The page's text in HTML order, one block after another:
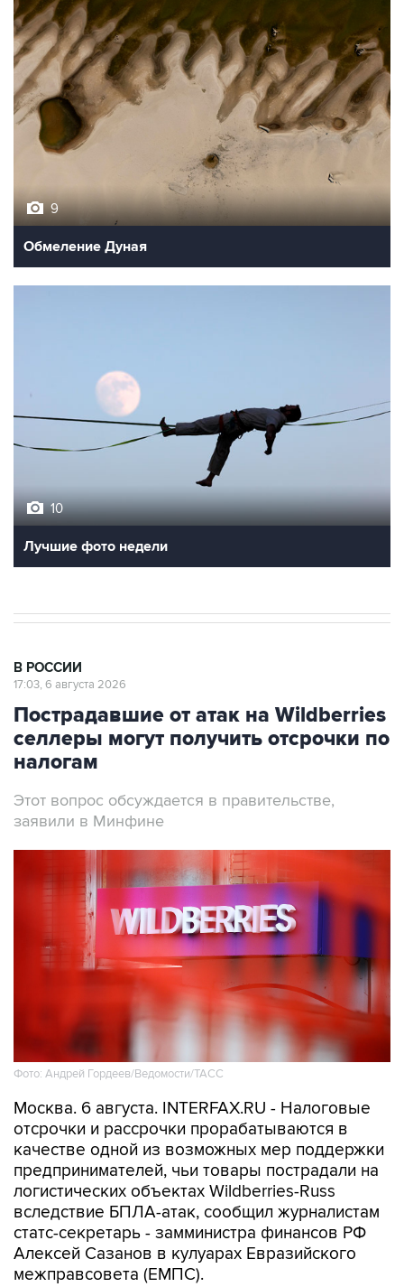
9
Обмеление Дуная
10
Лучшие фото недели
В РОССИИ
17:03, 6 августа 2026
Пострадавшие от атак на Wildberries
селлеры могут получить отсрочки по
налогам
Этот вопрос обсуждается в правительстве,
заявили в Минфине
Фото: Андрей Гордеев/Ведомости/ТАСС
Москва. 6 августа. INTERFAX.RU - Налоговые
отсрочки и рассрочки прорабатываются в
качестве одной из возможных мер поддержки
предпринимателей, чьи товары пострадали на
логистических объектах Wildberries-Russ
вследствие БПЛА-атак, сообщил журналистам
статс-секретарь - замминистра финансов РФ
Алексей Сазанов в кулуарах Евразийского
межправсовета (ЕМПС).